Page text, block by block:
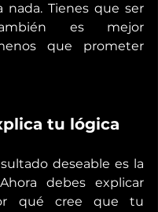
nada. Tienes que ser
es mejor
que prometer
tu lógica
deseable es la
debes explicar
qué cree que tu